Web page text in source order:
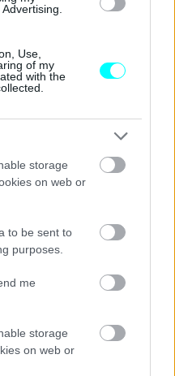
Use,
of my
with the
storage
on web or
to be sent to
purposes.
me
storage
on web or
GR Yaris δεν
λόγο για να
της αντίστοιχη